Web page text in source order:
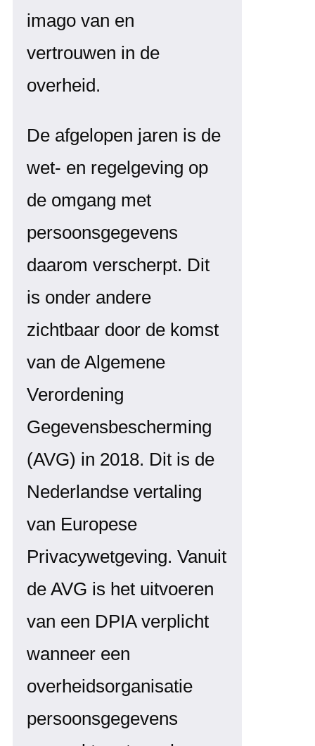
imago van en
vertrouwen in de
overheid.
De afgelopen jaren is de
wet- en regelgeving op
de omgang met
persoonsgegevens
daarom verscherpt. Dit
is onder andere
zichtbaar door de komst
van de Algemene
Verordening
Gegevensbescherming
(AVG) in 2018. Dit is de
Nederlandse vertaling
van Europese
Privacywetgeving. Vanuit
de AVG is het uitvoeren
van een DPIA verplicht
wanneer een
overheidsorganisatie
persoonsgegevens